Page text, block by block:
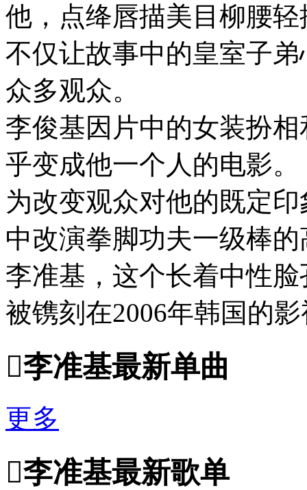
他，点绛唇描美目柳腰
不仅让故事中的皇室子
众多观众。
李俊基因片中的女装扮
乎变成他一个人的电影。
为改变观众对他的既定
中改演拳脚功夫一级棒
李准基，这个长着中性
被镌刻在2006年韩国的
李准基最新单曲
更多
李准基最新歌单